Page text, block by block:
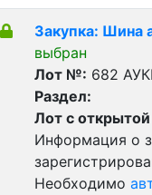
Закупка: Шина
выбран
Лот №: 682
Раздел:
Лот с
Информация о
Необходимо